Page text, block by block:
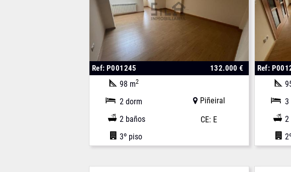
Ref: P001245 132.000 €
98 m2
2 dorm
2 baños
3º piso
Piñeiral
CE: E
Ref:
3
2